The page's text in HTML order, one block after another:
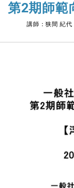
第2期師範
講師：狭間 紀